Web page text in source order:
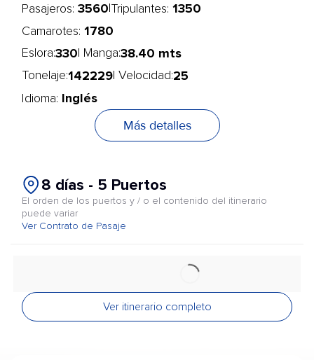
Pasajeros: 3560 Tripulantes: 1350
Camarotes: 1780
Eslora:330 | Manga:38.40 mts
Tonelaje:142229 | Velocidad:25
Idioma: Inglés
Más detalles
8 días - 5 Puertos
El orden de los puertos y / o el contenido del itinerario
puede variar
Ver Contrato de Pasaje
Ver itinerario completo